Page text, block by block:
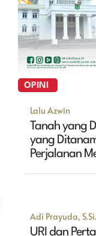
OPINI
Lalu Azwin
Tanah yang
yang
Perjalanan
Adi Prayuda,
URI dan